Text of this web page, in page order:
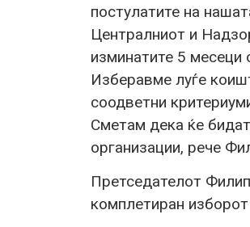
постулатите на
Централниот и
изминатите 5 месеци
Изберавме луѓе
соодветни
Сметам дека ќе
организации, рече
Претседателот
комплетиран